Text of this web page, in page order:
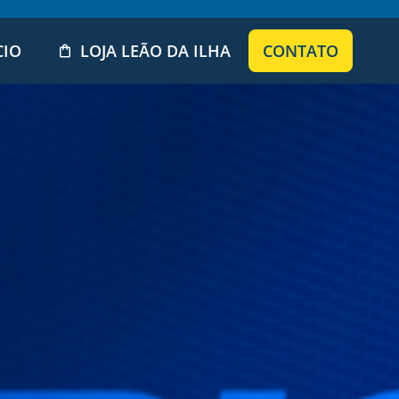
LOJA LEÃO DA ILHA CONTATO